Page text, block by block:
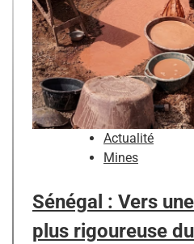
Actualité
Mines
Sénégal : Vers
plus rigoureuse